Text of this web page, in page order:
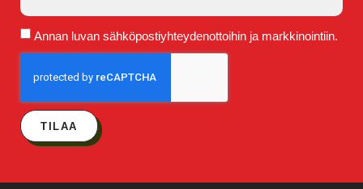
Annan luvan sähköpostiyhteydenottoihin ja markkinointiin.
TILAA